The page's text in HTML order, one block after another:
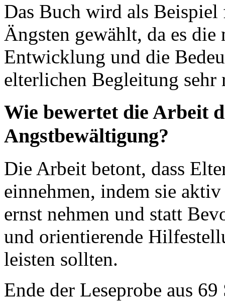
Das Buch wird als
Ängsten gewählt, da es
Entwicklung und die
elterlichen Begleitung sehr
Wie bewertet die Arbeit
Angstbewältigung?
Die Arbeit betont, dass
einnehmen, indem sie
ernst nehmen und statt
und orientierende
leisten sollten.
Ende der Leseprobe aus